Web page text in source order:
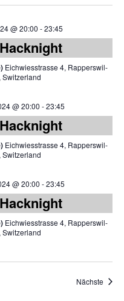
@ 20:00 -23:45
Eichwiesstrasse 4, Rapperswil-
Switzerland
@ 20:00 -23:45
Eichwiesstrasse 4, Rapperswil-
Switzerland
@ 20:00 -23:45
Eichwiesstrasse 4, Rapperswil-
Switzerland
Nächste